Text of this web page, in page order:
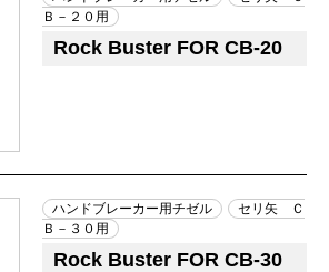
Ｂ－２０用
Rock Buster FOR CB-20
ハンドブレーカー用チゼル
セリ矢 Ｃ
Ｂ－３０用
Rock Buster FOR CB-30